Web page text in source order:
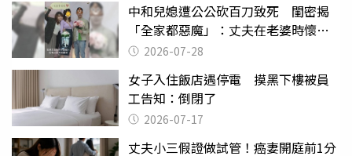
中和兒媳遭公公砍百刀致死 閨密揭
「全家都惡魔」：丈夫在老婆時懷孕
摔東西
2026-07-28
女子入住飯店遇停電 摸黑下樓被員
工告知：倒閉了
2026-07-17
丈夫小三假證做試管！癌妻開庭前1分